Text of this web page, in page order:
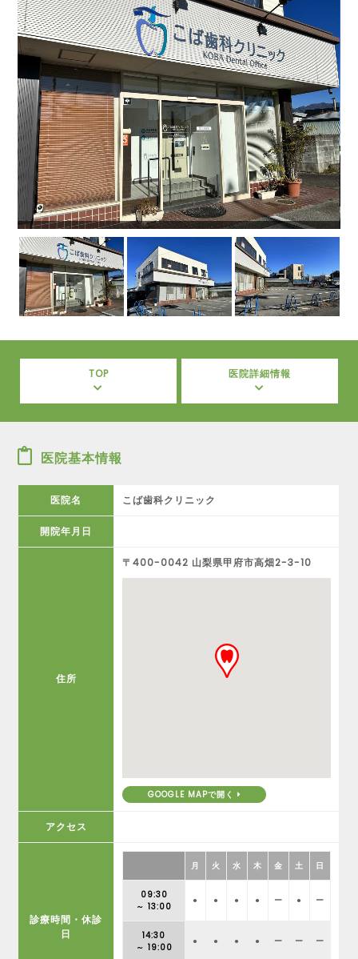
TOP 医院詳細情報
医院基本情報
医院名 こば歯科クリニック
開院年月日
住所
〒400-0042 山梨県甲府市高畑2-3-10
GOOGLE MAPで開く
アクセス
診療時間・休診
日
月 火 水 木 金 土 日
09:30
～ 13:00
● ● ● ● ー ● ー
14:30
～ 19:00
● ● ● ● ー ー ー